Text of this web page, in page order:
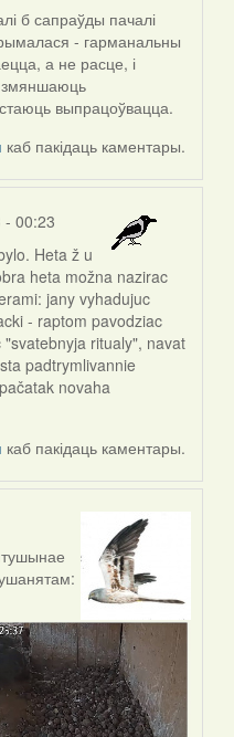
б сапраўды пачалі
- гарманальны
а не расце, і
змяншаюць
выпрацоўвацца.
каб пакідаць каментары.
- 00:23
Heta ž u
heta možna nazirac
jany vyhadujuc
- raptom pavodziac
ritualy", navat
padtrymlivannie
novaha
каб пакідаць каментары.